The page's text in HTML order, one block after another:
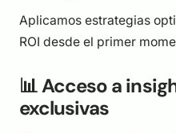
Aplicamos estrategias
ROI desde el primer
📊 Acceso a
exclusivas